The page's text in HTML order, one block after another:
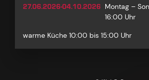
27.06.2026-04.10.2026 Montag –
16:00 Uhr
warme Küche 10:00 bis 15:00 Uhr